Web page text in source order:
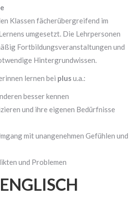
Klassen fächerübergreifend im
umgesetzt. Die Lehrpersonen
Fortbildungsveranstaltungen und
Hintergrundwissen.
lernen bei plusu.a.:
besser kennen
und ihre eigenen Bedürfnisse
mit unangenehmen Gefühlen und
und Problemen